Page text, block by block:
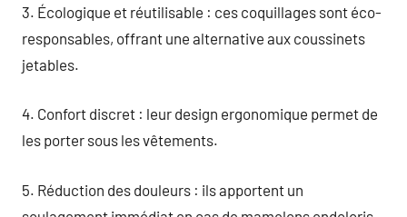
3. Écologique et réutilisable : ces coquillages sont éco-
responsables, offrant une alternative aux coussinets
jetables.
4. Confort discret : leur design ergonomique permet de
les porter sous les vêtements.
5. Réduction des douleurs : ils apportent un